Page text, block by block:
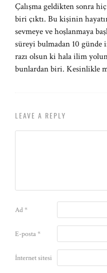
Çalışma geldikten sonra
biri çıktı. Bu kişinin
sevmeye ve hoşlanmaya
süreyi bulmadan 10 günde
razı olsun ki hala ilim
bunlardan biri. Kesinlikle
LEAVE A REPLY
Ad*
E-posta*
İnternet sitesi